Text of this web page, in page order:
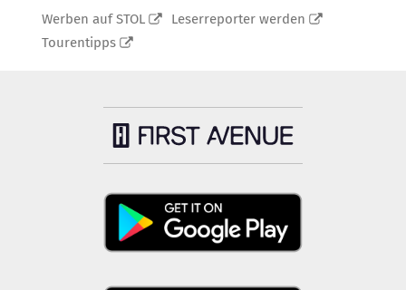
Werben auf STOL
Leserreporter werden
Tourentipps